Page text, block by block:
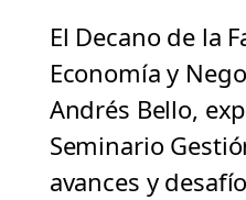
El Decano de la
Economía y
Andrés Bello,
Seminario
avances y